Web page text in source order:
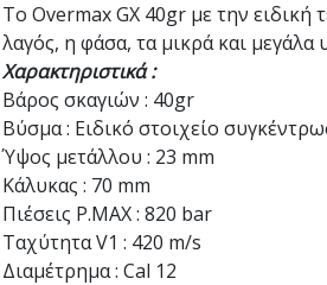
Το Overmax GX 40gr με την
λαγός, η φάσα, τα μικρά και μεγάλα
Χαρακτηριστικά :
Βάρος σκαγιών : 40gr
Βύσμα : Ειδικό στοιχείο
Ύψος μετάλλου : 23 mm
Κάλυκας : 70 mm
Πιέσεις P.MAX : 820 bar
Ταχύτητα V1 : 420 m/s
Διαμέτρημα : Cal 12